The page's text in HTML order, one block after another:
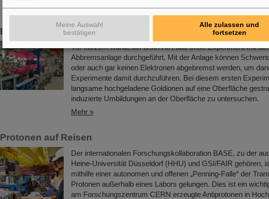
Erstes Experiment mit der HITRAP-Abbremsanlage
Vor kurzem wurde bei GSI/FAIR das erste Experiment mit
Abbremsanlage durchgeführt. Mit der Anlage können
oder auch gar keinen Elektronen abgebremst werden, um
Experimente damit durchzuführen. Bei diesem ersten
langsame hochgeladene Goldionen auf eine Oberfläche
induzierte Umbildungen an der Oberfläche zu untersuchen.
Mehr »
Protonen auf Reisen
Der internationalen Forschungskollaboration BASE, zu der
Heine-Universität Düsseldorf (HHU) und GSI/FAIR gehören,
mithilfe einer autonomen und offenen „Penning-Falle“ der
Protonen außerhalb eines Labors gelungen. Dies ist ein
am Forschungszentrum CERN erzeugte Antiprotonen in
Meine Auswahl
bestätigen
Alle zulassen und
fortsetzen